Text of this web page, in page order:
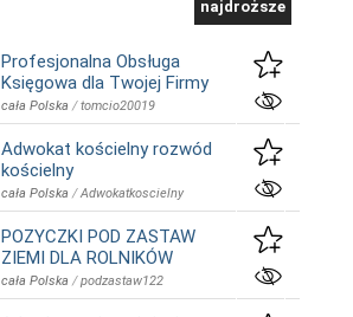
najdroższe
Profesjonalna Obsługa
Księgowa dla Twojej Firmy
cała Polska /tomcio20019
Adwokat kościelny rozwód
kościelny
cała Polska /Adwokatkoscielny
POZYCZKI POD ZASTAW
ZIEMI DLA ROLNIKÓW
cała Polska /podzastaw122